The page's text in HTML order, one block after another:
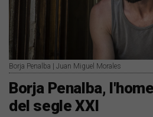
Borja Penalba | Juan Miguel Morales
Borja Penalba,
del segle XXI